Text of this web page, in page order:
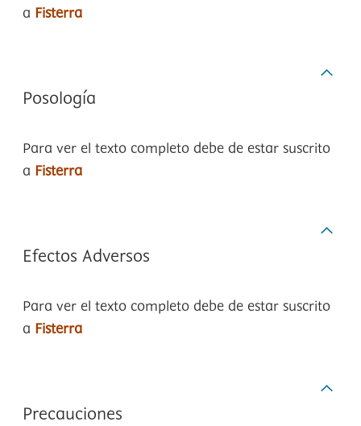
a Fisterra
Posología
Para ver el texto completo debe de estar suscrito
a Fisterra
Efectos Adversos
Para ver el texto completo debe de estar suscrito
a Fisterra
Precauciones